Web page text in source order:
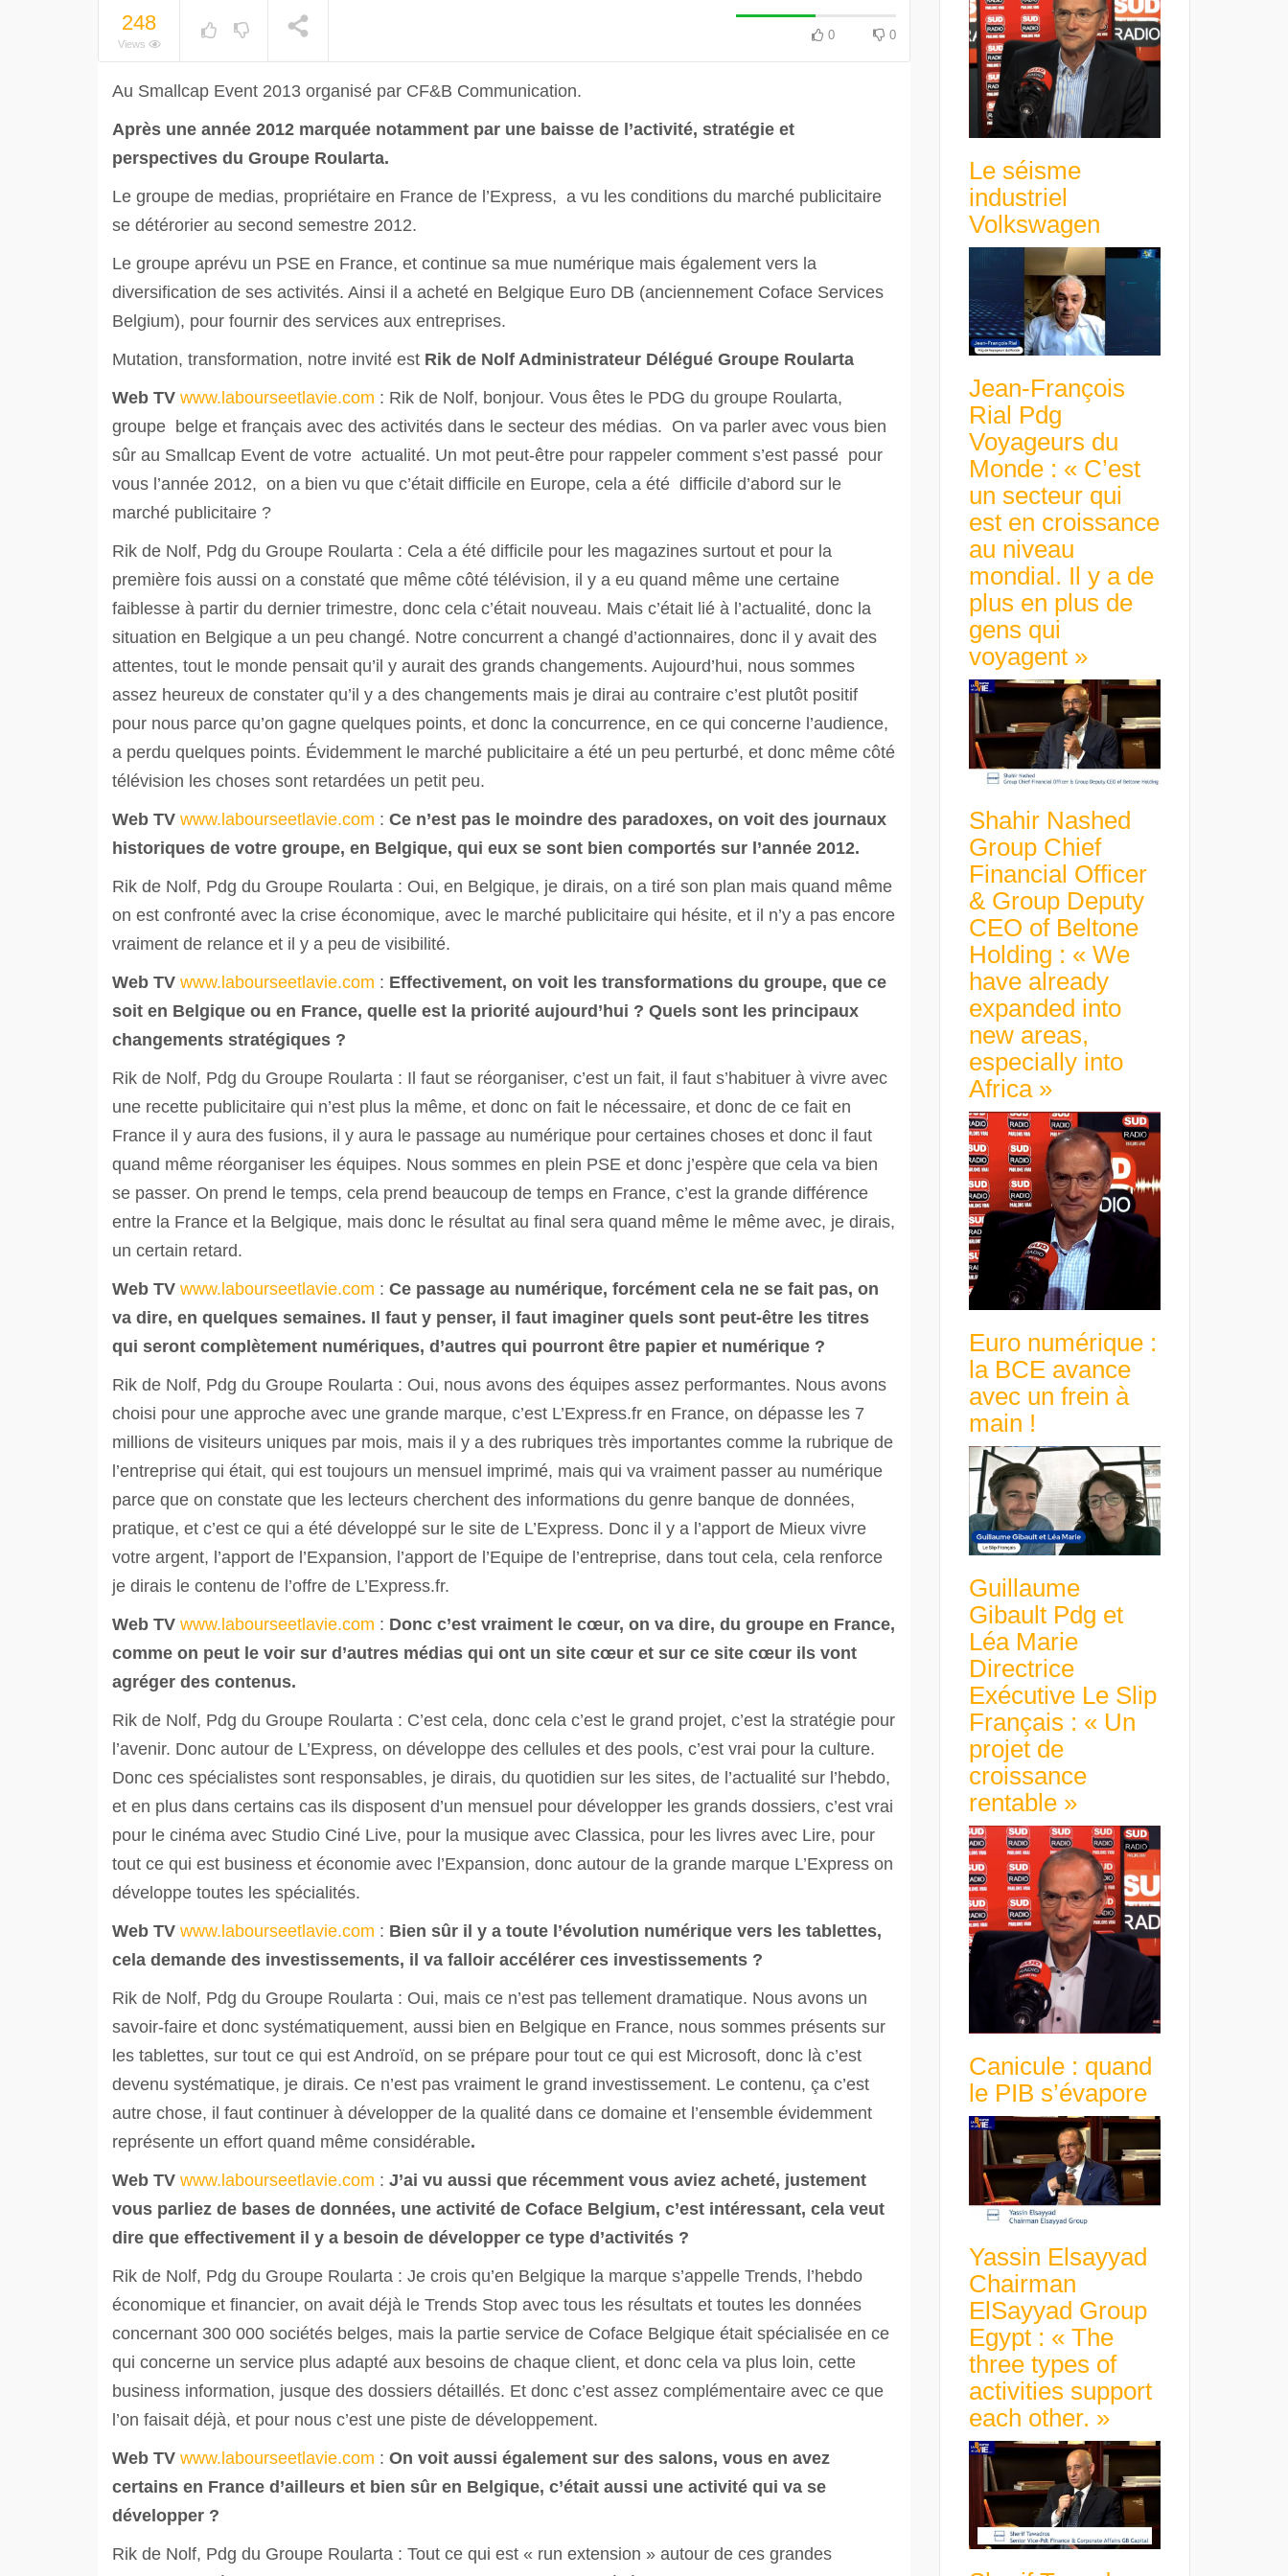
avance avec un frein à main !
248
Views
0 0
Au Smallcap Event 2013 organisé par CF&B Communication.
Après une année 2012 marquée notamment par une baisse de l’activité, stratégie et
perspectives du Groupe Roularta.
Le groupe de medias, propriétaire en France de l’Express, a vu les conditions du marché publicitaire
se détérorier au second semestre 2012.
Le groupe aprévu un PSE en France, et continue sa mue numérique mais également vers la
diversification de ses activités. Ainsi il a acheté en Belgique Euro DB (anciennement Coface Services
Belgium), pour fournir des services aux entreprises.
Mutation, transformation, notre invité est Rik de Nolf Administrateur Délégué Groupe Roularta
Web TV www.labourseetlavie.com : Rik de Nolf, bonjour. Vous êtes le PDG du groupe Roularta,
groupe belge et français avec des activités dans le secteur des médias. On va parler avec vous bien
sûr au Smallcap Event de votre actualité. Un mot peut-être pour rappeler comment s’est passé pour
vous l’année 2012, on a bien vu que c’était difficile en Europe, cela a été difficile d’abord sur le
marché publicitaire ?
Rik de Nolf, Pdg du Groupe Roularta : Cela a été difficile pour les magazines surtout et pour la
première fois aussi on a constaté que même côté télévision, il y a eu quand même une certaine
faiblesse à partir du dernier trimestre, donc cela c’était nouveau. Mais c’était lié à l’actualité, donc la
situation en Belgique a un peu changé. Notre concurrent a changé d’actionnaires, donc il y avait des
attentes, tout le monde pensait qu’il y aurait des grands changements. Aujourd’hui, nous sommes
assez heureux de constater qu’il y a des changements mais je dirai au contraire c’est plutôt positif
pour nous parce qu’on gagne quelques points, et donc la concurrence, en ce qui concerne l’audience,
a perdu quelques points. Évidemment le marché publicitaire a été un peu perturbé, et donc même côté
télévision les choses sont retardées un petit peu.
Web TV www.labourseetlavie.com : Ce n’est pas le moindre des paradoxes, on voit des journaux
historiques de votre groupe, en Belgique, qui eux se sont bien comportés sur l’année 2012.
Rik de Nolf, Pdg du Groupe Roularta : Oui, en Belgique, je dirais, on a tiré son plan mais quand même
on est confronté avec la crise économique, avec le marché publicitaire qui hésite, et il n’y a pas encore
vraiment de relance et il y a peu de visibilité.
Web TV www.labourseetlavie.com : Effectivement, on voit les transformations du groupe, que ce
soit en Belgique ou en France, quelle est la priorité aujourd’hui ? Quels sont les principaux
changements stratégiques ?
Rik de Nolf, Pdg du Groupe Roularta : Il faut se réorganiser, c’est un fait, il faut s’habituer à vivre avec
une recette publicitaire qui n’est plus la même, et donc on fait le nécessaire, et donc de ce fait en
France il y aura des fusions, il y aura le passage au numérique pour certaines choses et donc il faut
quand même réorganiser les équipes. Nous sommes en plein PSE et donc j’espère que cela va bien
se passer. On prend le temps, cela prend beaucoup de temps en France, c’est la grande différence
entre la France et la Belgique, mais donc le résultat au final sera quand même le même avec, je dirais,
un certain retard.
Web TV www.labourseetlavie.com : Ce passage au numérique, forcément cela ne se fait pas, on
va dire, en quelques semaines. Il faut y penser, il faut imaginer quels sont peut-être les titres
qui seront complètement numériques, d’autres qui pourront être papier et numérique ?
Rik de Nolf, Pdg du Groupe Roularta : Oui, nous avons des équipes assez performantes. Nous avons
choisi pour une approche avec une grande marque, c’est L’Express.fr en France, on dépasse les 7
millions de visiteurs uniques par mois, mais il y a des rubriques très importantes comme la rubrique de
l’entreprise qui était, qui est toujours un mensuel imprimé, mais qui va vraiment passer au numérique
parce que on constate que les lecteurs cherchent des informations du genre banque de données,
pratique, et c’est ce qui a été développé sur le site de L’Express. Donc il y a l’apport de Mieux vivre
votre argent, l’apport de l’Expansion, l’apport de l’Equipe de l’entreprise, dans tout cela, cela renforce
je dirais le contenu de l’offre de L’Express.fr.
Web TV www.labourseetlavie.com : Donc c’est vraiment le cœur, on va dire, du groupe en France,
comme on peut le voir sur d’autres médias qui ont un site cœur et sur ce site cœur ils vont
agréger des contenus.
Rik de Nolf, Pdg du Groupe Roularta : C’est cela, donc cela c’est le grand projet, c’est la stratégie pour
l’avenir. Donc autour de L’Express, on développe des cellules et des pools, c’est vrai pour la culture.
Donc ces spécialistes sont responsables, je dirais, du quotidien sur les sites, de l’actualité sur l’hebdo,
et en plus dans certains cas ils disposent d’un mensuel pour développer les grands dossiers, c’est vrai
pour le cinéma avec Studio Ciné Live, pour la musique avec Classica, pour les livres avec Lire, pour
tout ce qui est business et économie avec l’Expansion, donc autour de la grande marque L’Express on
développe toutes les spécialités.
Web TV www.labourseetlavie.com : Bien sûr il y a toute l’évolution numérique vers les tablettes,
cela demande des investissements, il va falloir accélérer ces investissements ?
Rik de Nolf, Pdg du Groupe Roularta : Oui, mais ce n’est pas tellement dramatique. Nous avons un
savoir-faire et donc systématiquement, aussi bien en Belgique en France, nous sommes présents sur
les tablettes, sur tout ce qui est Androïd, on se prépare pour tout ce qui est Microsoft, donc là c’est
devenu systématique, je dirais. Ce n’est pas vraiment le grand investissement. Le contenu, ça c’est
autre chose, il faut continuer à développer de la qualité dans ce domaine et l’ensemble évidemment
représente un effort quand même considérable.
Web TV www.labourseetlavie.com : J’ai vu aussi que récemment vous aviez acheté, justement
vous parliez de bases de données, une activité de Coface Belgium, c’est intéressant, cela veut
dire que effectivement il y a besoin de développer ce type d’activités ?
Rik de Nolf, Pdg du Groupe Roularta : Je crois qu’en Belgique la marque s’appelle Trends, l’hebdo
économique et financier, on avait déjà le Trends Stop avec tous les résultats et toutes les données
concernant 300 000 sociétés belges, mais la partie service de Coface Belgique était spécialisée en ce
qui concerne un service plus adapté aux besoins de chaque client, et donc cela va plus loin, cette
business information, jusque des dossiers détaillés. Et donc c’est assez complémentaire avec ce que
l’on faisait déjà, et pour nous c’est une piste de développement.
Web TV www.labourseetlavie.com : On voit aussi également sur des salons, vous en avez
certains en France d’ailleurs et bien sûr en Belgique, c’était aussi une activité qui va se
développer ?
Rik de Nolf, Pdg du Groupe Roularta : Tout ce qui est « run extension » autour de ces grandes
Le séisme
industriel
Volkswagen
Jean-François
Rial Pdg
Voyageurs du
Monde : « C’est
un secteur qui
est en croissance
au niveau
mondial. Il y a de
plus en plus de
gens qui
voyagent »
Shahir Nashed
Group Chief
Financial Officer
& Group Deputy
CEO of Beltone
Holding : « We
have already
expanded into
new areas,
especially into
Africa »
Euro numérique :
la BCE avance
avec un frein à
main !
Guillaume
Gibault Pdg et
Léa Marie
Directrice
Exécutive Le Slip
Français : « Un
projet de
croissance
rentable »
Canicule : quand
le PIB s’évapore
Yassin Elsayyad
Chairman
ElSayyad Group
Egypt : « The
three types of
activities support
each other. »